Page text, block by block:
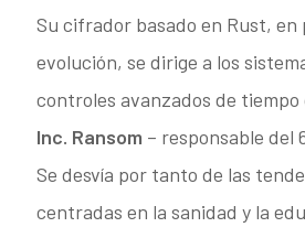
Su cifrador basado en Rust, en
evolución, se dirige a los
controles avanzados de tiempo
Inc. Ransom – responsable del
Se desvía por tanto de las
centradas en la sanidad y la